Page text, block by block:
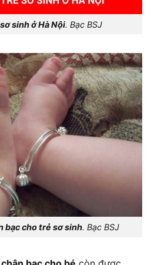
sinh ở Hà Nội. Bạc BSJ
bạc cho trẻ sơ sinh. Bạc BSJ